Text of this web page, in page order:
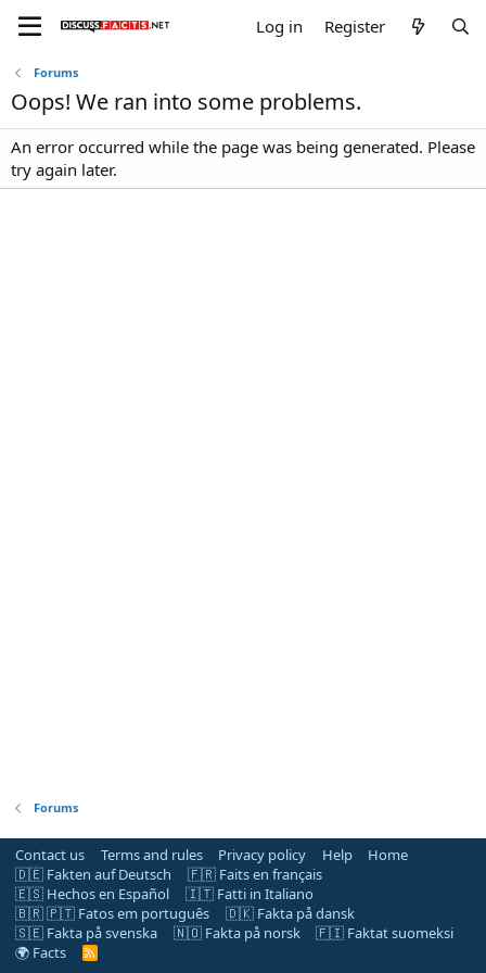
Log in Register
Forums
Oops! We ran into some problems.
An error occurred while the page was being generated. Please
try again later.
Forums
Contact us Terms and rules Privacy policy Help
Home
🇩🇪 Fakten auf Deutsch
🇫🇷 Faits en français
🇪🇸 Hechos en Español
🇮🇹 Fatti in Italiano
🇧🇷 🇵🇹 Fatos em português
🇩🇰 Fakta på dansk
🇸🇪 Fakta på svenska
🇳🇴 Fakta på norsk
🇫🇮 Faktat suomeksi
🌍 Facts
R